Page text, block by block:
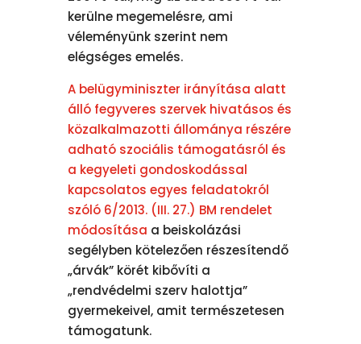
kerülne megemelésre, ami
véleményünk szerint nem
elégséges emelés.
A belügyminiszter irányítása alatt
álló fegyveres szervek hivatásos és
közalkalmazotti állománya részére
adható szociális támogatásról és
a kegyeleti gondoskodással
kapcsolatos egyes feladatokról
szóló 6/2013. (III. 27.) BM rendelet
módosítása a beiskolázási
segélyben kötelezően részesítendő
„árvák” körét kibővíti a
„rendvédelmi szerv halottja”
gyermekeivel, amit természetesen
támogatunk.